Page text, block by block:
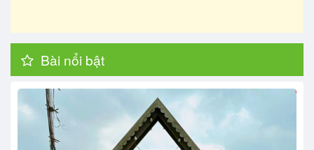
Bài nổi bật